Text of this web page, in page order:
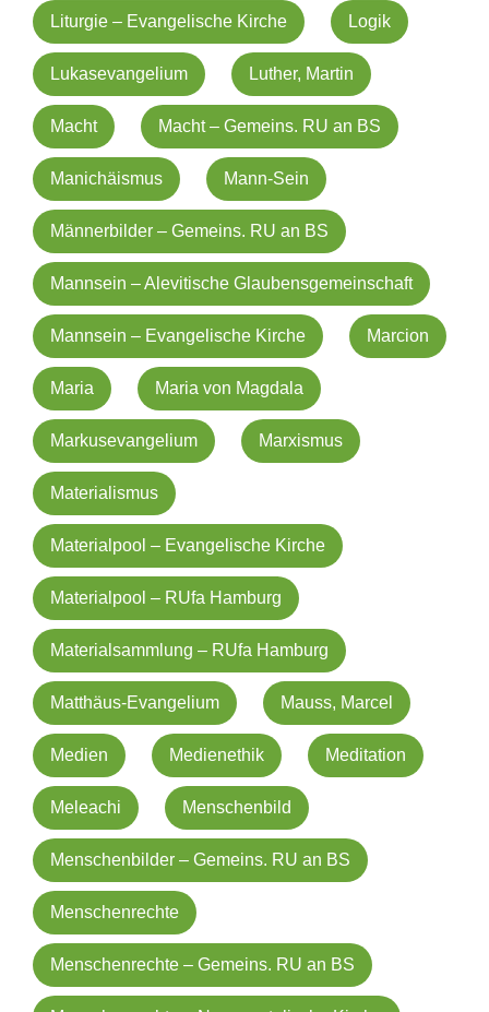
Liturgie – Evangelische Kirche Logik
Lukasevangelium Luther, Martin
Macht Macht – Gemeins. RU an BS
Manichäismus Mann-Sein
Männerbilder – Gemeins. RU an BS
Mannsein – Alevitische Glaubensgemeinschaft
Mannsein – Evangelische Kirche Marcion
Maria Maria von Magdala
Markusevangelium Marxismus
Materialismus
Materialpool – Evangelische Kirche
Materialpool – RUfa Hamburg
Materialsammlung – RUfa Hamburg
Matthäus-Evangelium Mauss, Marcel
Medien Medienethik Meditation
Meleachi Menschenbild
Menschenbilder – Gemeins. RU an BS
Menschenrechte
Menschenrechte – Gemeins. RU an BS